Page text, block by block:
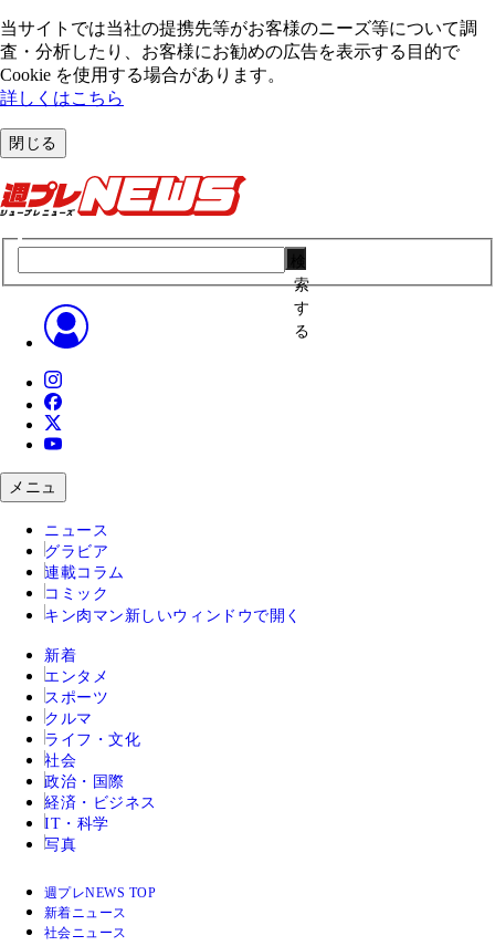
当サイトでは当社の提携先等がお客様のニーズ等について調
査・分析したり、お客様にお勧めの広告を表⽰する⽬的で
Cookie を使⽤する場合があります。
詳しくはこちら
閉じる
索
す
る
メニュ
ニュース
グラビア
連載コラム
コミック
キン肉マン 新しいウィンドウで開く
新着
エンタメ
スポーツ
クルマ
ライフ・文化
社会
政治・国際
経済・ビジネス
IT・科学
写真
週プレNEWS TOP
新着ニュース
社会ニュース